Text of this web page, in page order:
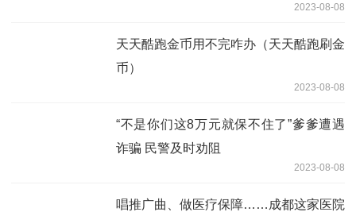
2023-08-08
天天酷跑金币用不完咋办（天天酷跑刷金
币）
2023-08-08
“不是你们这8万元就保不住了”爹爹遭遇
诈骗 民警及时劝阻
2023-08-08
唱推广曲、做医疗保障……成都这家医院